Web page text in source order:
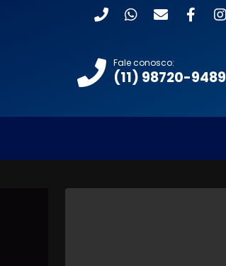
Fale conosco:
(11) 98720-9489